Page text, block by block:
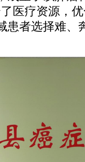
医疗资源，
患者选择难、